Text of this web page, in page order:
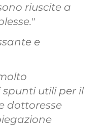
riuscite a
e
utili per il
dottoresse